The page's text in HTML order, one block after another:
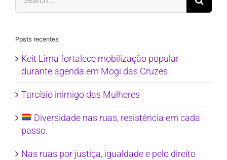
for:
Posts recentes
Keit Lima fortalece mobilização popular
durante agenda em Mogi das Cruzes
Tarcísio inimigo das Mulheres
Diversidade nas ruas, resistência em cada
passo.
Nas ruas por justiça, igualdade e pelo direito